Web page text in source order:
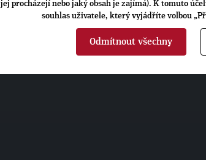
jej procházejí nebo jaký obsah je zajímá). K tomuto
souhlas uživatele, který vyjádříte volbou
Odmítnout všechny